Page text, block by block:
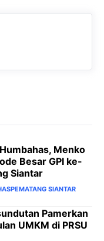
Menko
Besar GPI ke-
Siantar
PEMATANG SIANTAR
Pamerkan
UMKM di PRSU